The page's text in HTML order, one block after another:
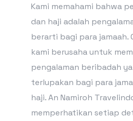
Kami memahami bahwa
dan haji adalah
berarti bagi para jamaah.
kami berusaha untuk
pengalaman beribadah
terlupakan bagi para
haji. An Namiroh
memperhatikan setiap